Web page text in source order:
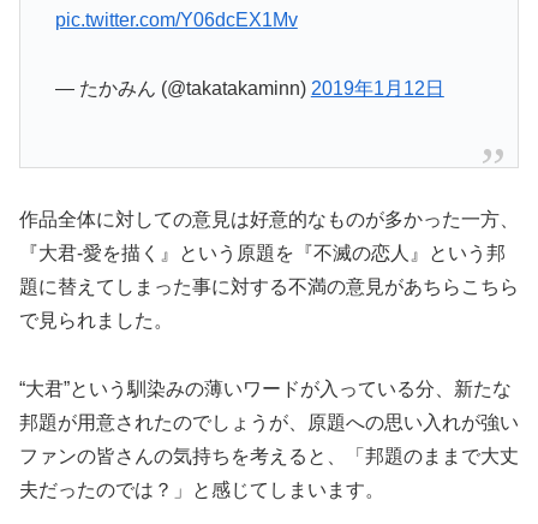
pic.twitter.com/Y06dcEX1Mv
— たかみん (@takatakaminn) 2019年1月12日
作品全体に対しての意見は好意的なものが多かった一方、
『大君-愛を描く』という原題を『不滅の恋人』という邦
題に替えてしまった事に対する不満の意見があちらこちら
で見られました。
“大君”という馴染みの薄いワードが入っている分、新たな
邦題が用意されたのでしょうが、原題への思い入れが強い
ファンの皆さんの気持ちを考えると、「邦題のままで大丈
夫だったのでは？」と感じてしまいます。